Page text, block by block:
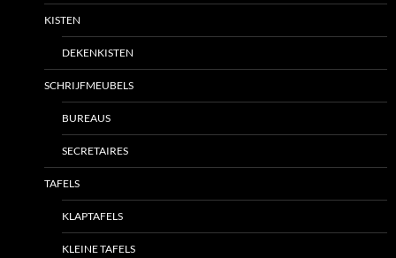
KISTEN
DEKENKISTEN
SCHRIJFMEUBELS
BUREAUS
SECRETAIRES
TAFELS
KLAPTAFELS
KLEINE TAFELS